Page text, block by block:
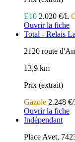
E10 2.020 €/L
Ouvrir la fiche
Total - Relais
2120 route
13,9 km
Prix (extrait)
Gazole 2.248
Ouvrir la fiche
Indépendant
Place Avet,